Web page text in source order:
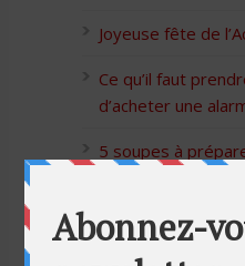
Joyeuse fête de
Ce qu’il faut
d’acheter une
5 soupes à
5 idées cadeaux